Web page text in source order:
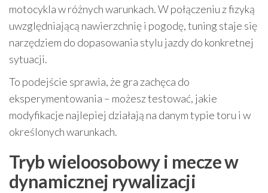
motocykla w różnych warunkach. W połączeniu z fizyką
uwzględniającą nawierzchnię i pogodę, tuning staje się
narzędziem do dopasowania stylu jazdy do konkretnej
sytuacji.
To podejście sprawia, że gra zachęca do
eksperymentowania – możesz testować, jakie
modyfikacje najlepiej działają na danym typie toru i w
określonych warunkach.
Tryb wieloosobowy i mecze w
dynamicznej rywalizacji